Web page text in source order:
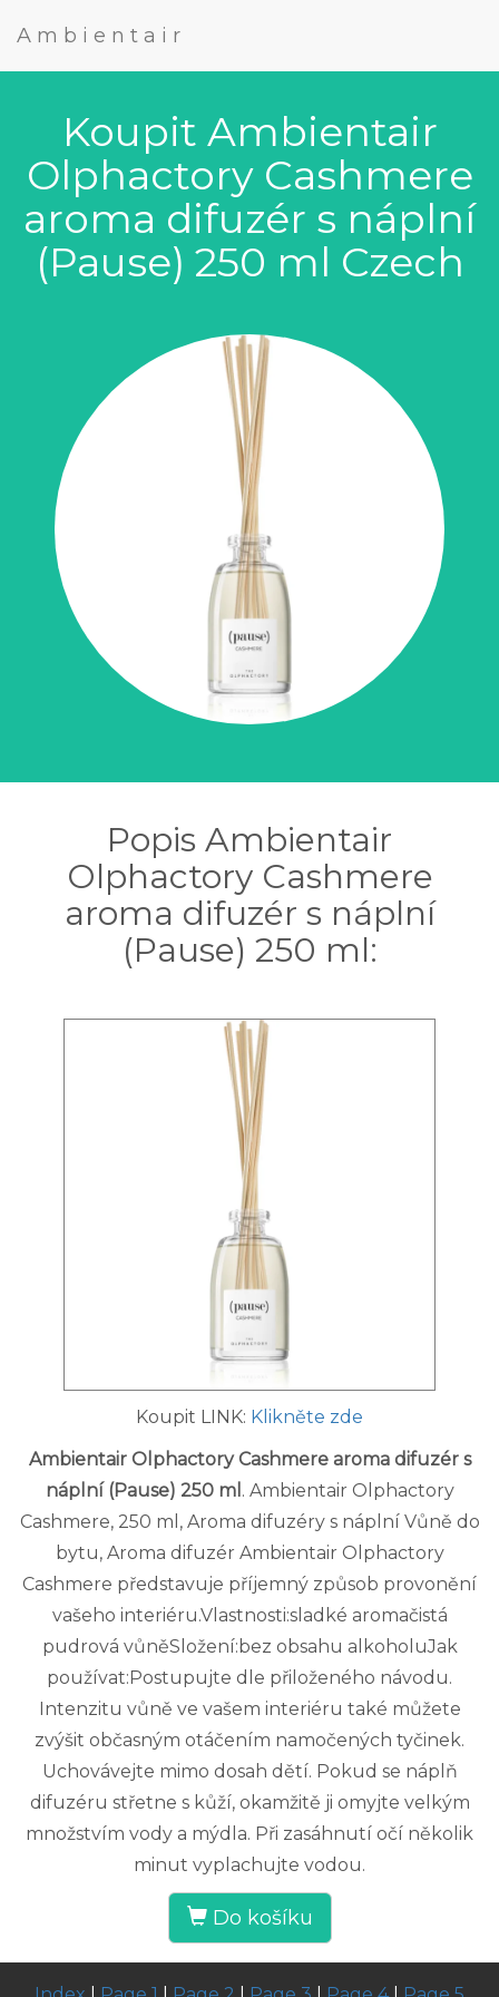
Ambientair
Koupit Ambientair
Olphactory Cashmere
aroma difuzér s náplní
(Pause) 250 ml Czech
Popis Ambientair
Olphactory Cashmere
aroma difuzér s náplní
(Pause) 250 ml:
Koupit LINK: Klikněte zde
Ambientair Olphactory Cashmere aroma difuzér s
náplní (Pause) 250 ml . Ambientair Olphactory
Cashmere, 250 ml, Aroma difuzéry s náplní Vůně do
bytu, Aroma difuzér Ambientair Olphactory
Cashmere představuje příjemný způsob provonění
vašeho interiéru.Vlastnosti:sladké aromačistá
pudrová vůněSložení:bez obsahu alkoholuJak
používat:Postupujte dle přiloženého návodu.
Intenzitu vůně ve vašem interiéru také můžete
zvýšit občasným otáčením namočených tyčinek.
Uchovávejte mimo dosah dětí. Pokud se náplň
difuzéru střetne s kůží, okamžitě ji omyjte velkým
množstvím vody a mýdla. Při zasáhnutí očí několik
minut vyplachujte vodou.
Do košíku